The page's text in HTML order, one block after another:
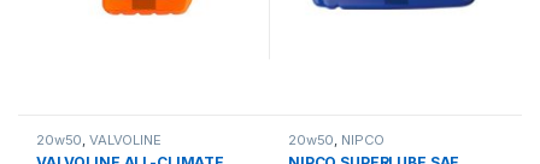
20w50,VALVOLINE 20w50, NIPCO